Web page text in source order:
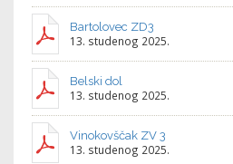
Bartolovec ZD3
13. studenog 2025.
Belski dol
13. studenog 2025.
Vinokovščak ZV 3
13. studenog 2025.